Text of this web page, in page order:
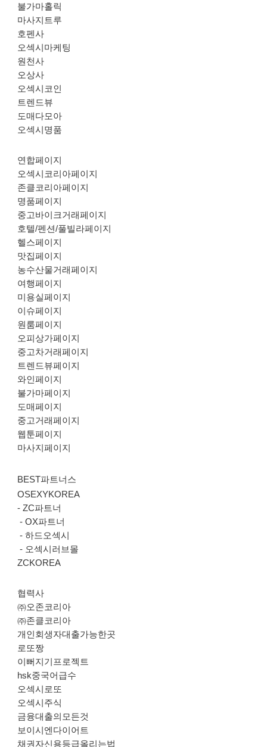
불가마홀릭
마사지트루
호펜사
오섹시마케팅
원천사
오상사
오섹시코인
트렌드뷰
도매다모아
오섹시명품
연합페이지
오섹시코리아페이지
존클코리아페이지
명품페이지
중고바이크거래페이지
호텔/펜션/풀빌라페이지
헬스페이지
맛집페이지
농수산물거래페이지
여행페이지
미용실페이지
이슈페이지
원룸페이지
오피상가페이지
중고차거래페이지
트렌드뷰페이지
와인페이지
불가마페이지
도매페이지
중고거래페이지
웹툰페이지
마사지페이지
BEST파트너스
OSEXYKOREA
-ZC파트너
-OX파트너
-하드오섹시
- 오섹시러브몰
ZCKOREA
협력사
㈜오존코리아
㈜존클코리아
개인회생자대출가능한곳
로또짱
이뻐지기프로젝트
hsk중국어급수
오섹시로또
오섹시주식
금융대출의모든것
보이시엔다이어트
채권자신용등급올리는법